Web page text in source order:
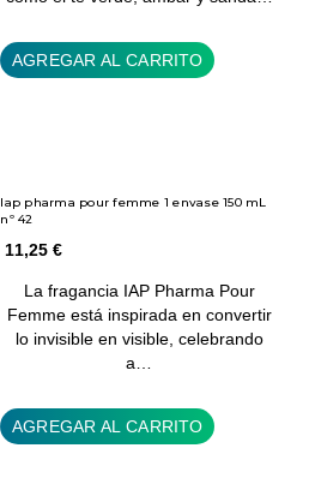
AGREGAR AL CARRITO
Iap pharma pour femme 1 envase 150 mL
nº 42
11,25 €
La fragancia IAP Pharma Pour
Femme está inspirada en convertir
lo invisible en visible, celebrando
a…
AGREGAR AL CARRITO